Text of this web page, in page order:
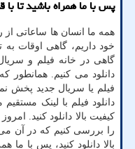
پس با ما همراه باشید تا
همه ما انسان ها ساعاتی
خود داریم، گاهی اوقات
گاهی در خانه فیلم و
دانلود می کنیم. همانطور
فیلم یا سریال جدید پخش
دانلود فیلم با لینک مستقیم
کیفیت بالا دانلود کنید.
را بررسی کنیم که در آن می
بالا دانلود کنید، پس با